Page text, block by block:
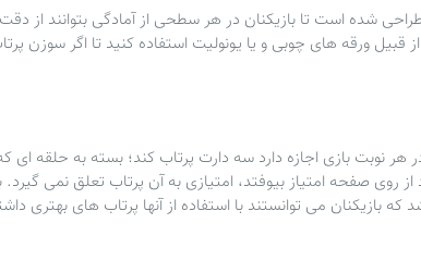
و به گونه طراحی شده است تا بازیکنان در هر سطحی از آمادگی بتوانند
قبیل ورقه های چوبی و یا یونولیت استفاده کنید تا اگر سوزن
هر نوبت بازی اجازه دارد سه دارت پرتاب کند؛ بسته به حلقه ای
صفحه امتیاز بیوفتد، امتیازی به آن پرتاب تعلق نمی گیرد.
بازیکنان می توانستند با استفاده از آنها پرتاب های بهتری